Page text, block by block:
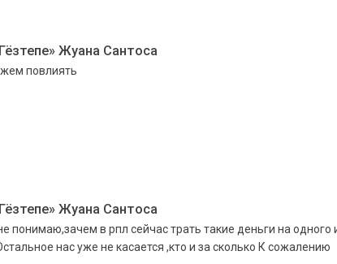
Жуана Сантоса
повлиять
Жуана Сантоса
понимаю,зачем в рпл сейчас трать такие деньги на одного
нас уже не касается ,кто и за сколько К сожалению